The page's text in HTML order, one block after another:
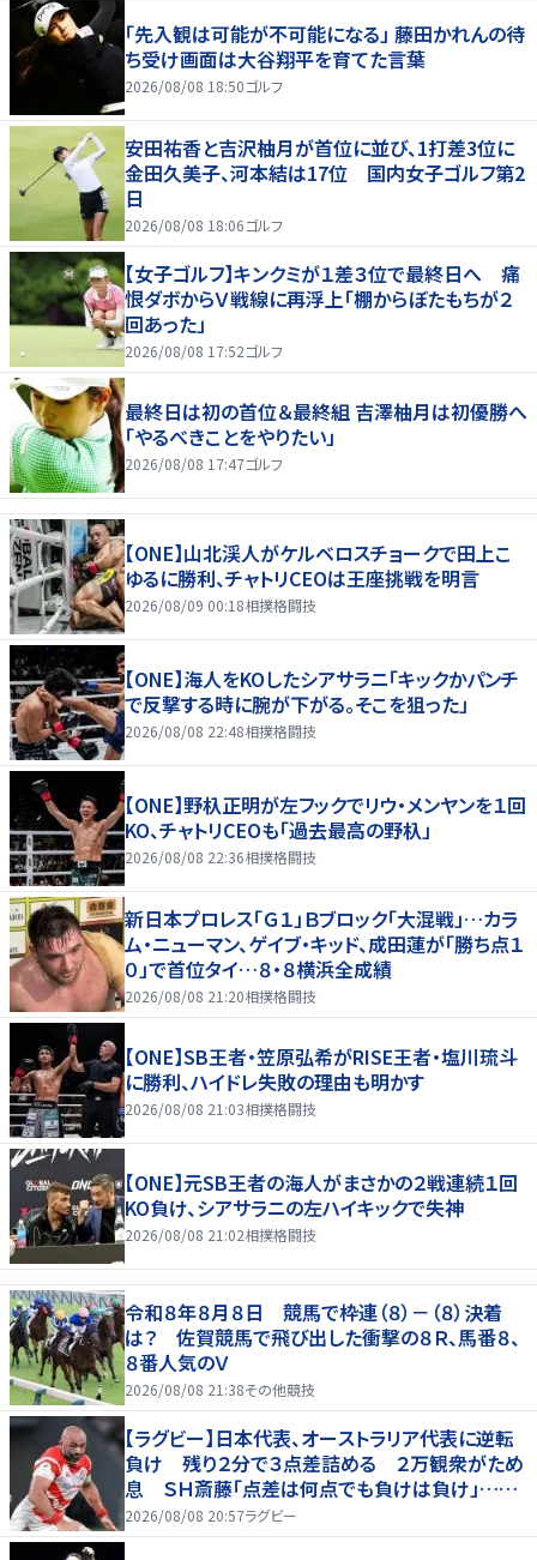
「先入観は可能が不可能になる」 藤田かれんの待
ち受け画面は大谷翔平を育てた言葉
2026/08/08 18:50ゴルフ
安田祐香と吉沢柚月が首位に並び、1打差3位に
金田久美子、河本結は17位 国内女子ゴルフ第2
日
2026/08/08 18:06ゴルフ
【女子ゴルフ】キンクミが１差３位で最終日へ 痛
恨ダボからＶ戦線に再浮上「棚からぼたもちが２
回あった」
2026/08/08 17:52ゴルフ
最終日は初の首位＆最終組 吉澤柚月は初優勝へ
「やるべきことをやりたい」
2026/08/08 17:47ゴルフ
【ONE】山北渓人がケルベロスチョークで田上こ
ゆるに勝利、チャトリCEOは王座挑戦を明言
2026/08/09 00:18相撲格闘技
【ONE】海人をKOしたシアサラニ「キックかパンチ
で反撃する時に腕が下がる。そこを狙った」
2026/08/08 22:48相撲格闘技
【ONE】野杁正明が左フックでリウ・メンヤンを１回
KO、チャトリCEOも「過去最高の野杁」
2026/08/08 22:36相撲格闘技
新日本プロレス「Ｇ１」Ｂブロック「大混戦」…カラ
ム・ニューマン、ゲイブ・キッド、成田蓮が「勝ち点１
０」で首位タイ…８・８横浜全成績
2026/08/08 21:20相撲格闘技
【ONE】SB王者・笠原弘希がRISE王者・塩川琉斗
に勝利、ハイドレ失敗の理由も明かす
2026/08/08 21:03相撲格闘技
【ONE】元SB王者の海人がまさかの２戦連続１回
KO負け、シアサラニの左ハイキックで失神
2026/08/08 21:02相撲格闘技
令和８年８月８日 競馬で枠連（８）－（８）決着
は？ 佐賀競馬で飛び出した衝撃の８Ｒ、馬番８、
８番人気のＶ
2026/08/08 21:38その他競技
【ラグビー】日本代表、オーストラリア代表に逆転
負け 残り２分で３点差詰める ２万観衆がため
息 ＳＨ斎藤「点差は何点でも負けは負け」…前
半にＳＯ伊藤龍が先制トライ、３２ー３５で惜敗
2026/08/08 20:57ラグビー